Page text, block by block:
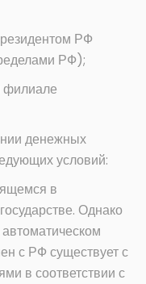
РФ
РФ);
филиале
денежных
условий:
в
Однако
с РФ существует с
в соответствии с